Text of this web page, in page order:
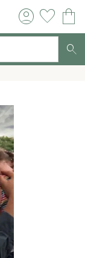
account_circle favorite shopping_bag
search